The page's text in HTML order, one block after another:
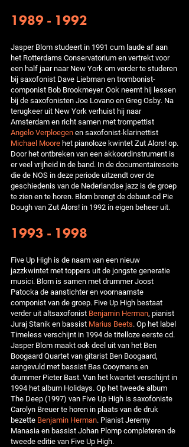
1989 - 1992
Jasper Blom studeert in 1991 cum laude af aan
het Rotterdams Conservatorium en vertrekt voor
een half jaar naar New York om verder te studeren
bij saxofonist Dave Liebman en trombonist-
componist Bob Brookmeyer. Ook neemt hij lessen
bij de saxofonisten Joe Lovano en Greg Osby. Na
terugkeer uit New York verhuist hij naar
Amsterdam en richt samen met trompettist
Angelo Verploegenen saxofonist-klarinettist
Michael Moorehet pianoloze kwintet Zut Alors! op.
Door het ontbreken van een akkoordinstrument is
er veel vrijheid in de band. In de documentaireserie
die de NOS in deze periode uitzendt over de
geschiedenis van de Nederlandse jazz is de groep
te zien en te horen. Blom brengt de debuut-cd Pie
Dough van Zut Alors! in 1992 in eigen beheer uit.
1993 - 1998
Five Up High is de naam van een nieuw
jazzkwintet met toppers uit de jongste generatie
musici. Blom is samen met drummer Joost
Patocka de aanstichter en voornaamste
componist van de groep. Five Up High bestaat
verder uit altsaxofonist Benjamin Herman, pianist
Juraj Stanik en bassist Marius Beets. Op het label
Timeless verschijnt in 1994 de titelloze eerste cd.
Jasper Blom maakt ook deel uit van het Ben
Boogaard Quartet van gitarist Ben Boogaard,
aangevuld met bassist Bas Cooymans en
drummer Pieter Bast. Van het kwartet verschijnt in
1994 het album Holidays. Op het tweede album
The Deep (1997) van Five Up High is saxofoniste
Carolyn Breuer te horen in plaats van de druk
bezette Benjamin Herman. Pianist Jeremy
Manasia en bassist Johan Plomp completeren de
tweede editie van Five Up High.